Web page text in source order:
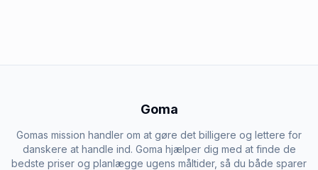
Goma
Gomas mission handler om at gøre det billigere og lettere for
danskere at handle ind. Goma hjælper dig med at finde de
bedste priser og planlægge ugens måltider, så du både sparer